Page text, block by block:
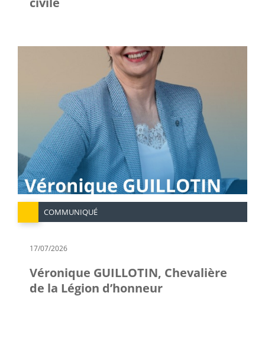
COMMUNIQUÉ
17/07/2026
Véronique GUILLOTIN, Chevalière
de la Légion d’honneur